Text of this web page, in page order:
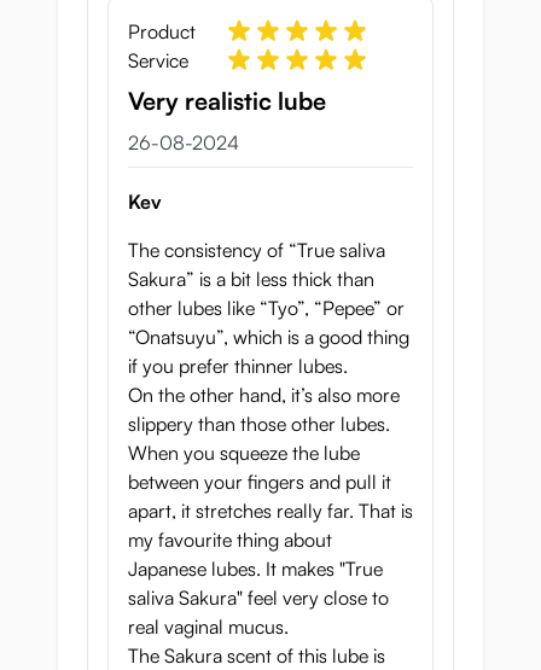
Product
Service
Very realistic lube
26 augustus 2024
26-08-2024
Kev
The consistency of “True saliva
Sakura” is a bit less thick than
other lubes like “Tyo”, “Pepee” or
“Onatsuyu”, which is a good thing
if you prefer thinner lubes.
On the other hand, it’s also more
slippery than those other lubes.
When you squeeze the lube
between your fingers and pull it
apart, it stretches really far. That is
my favourite thing about
Japanese lubes. It makes "True
saliva Sakura" feel very close to
real vaginal mucus.
The Sakura scent of this lube is